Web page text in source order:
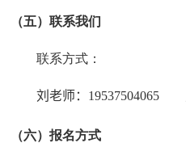
（五）联系我们
联系方式：
刘老师： 19537504065
（六）报名方式